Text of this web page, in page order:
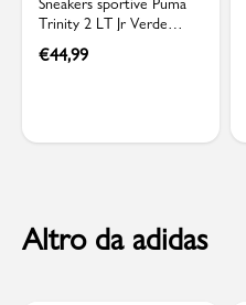
Trinity 2 LT Jr Verde
Acqua e Rosa Pastello
€44,99
Altro da adidas